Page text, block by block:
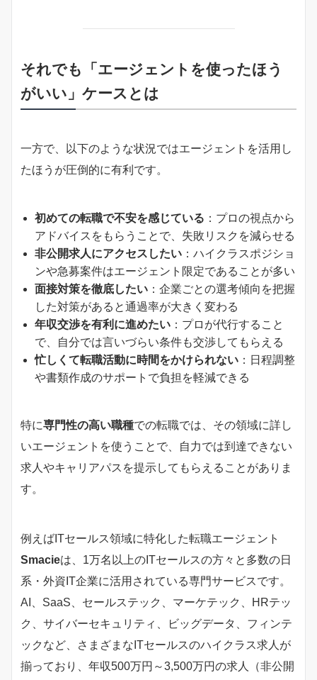
それでも「エージェントを使ったほう
がいい」ケースとは
一方で、以下のような状況ではエージェントを活用し
たほうが圧倒的に有利です。
初めての転職で不安を感じている ：プロの視点から
アドバイスをもらうことで、失敗リスクを減らせる
非公開求人にアクセスしたい ：ハイクラスポジショ
ンや急募案件はエージェント限定であることが多い
面接対策を徹底したい ：企業ごとの選考傾向を把握
した対策があると通過率が大きく変わる
年収交渉を有利に進めたい ：プロが代行すること
で、自分では言いづらい条件も交渉してもらえる
忙しくて転職活動に時間をかけられない ：日程調整
や書類作成のサポートで負担を軽減できる
特に専門性の高い職種での転職では、その領域に詳し
いエージェントを使うことで、自力では到達できない
求人やキャリアパスを提示してもらえることがありま
す。
例えばITセールス領域に特化した転職エージェント
Smacieは、1万名以上のITセールスの方々と多数の日
系・外資IT企業に活用されている専門サービスです。
AI、SaaS、セールステック、マーケテック、HRテッ
ク、サイバーセキュリティ、ビッグデータ、フィンテ
ックなど、さまざまなITセールスのハイクラス求人が
揃っており、年収500万円～3,500万円の求人（非公開